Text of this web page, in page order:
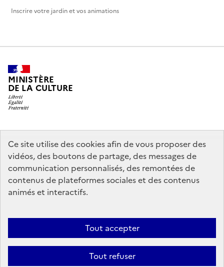
Ce site utilise des cookies afin de vous proposer des
vidéos, des boutons de partage, des messages de
communication personnalisés, des remontées de
contenus de plateformes sociales et des contenus
animés et interactifs.
Tout accepter
Tout refuser
Inscrire votre jardin et vos animations
MINISTÈRE
DE LA CULTURE
legifrance.gouv.fr
info.gouv.fr
service-public.gouv.fr
data.gouv.fr
Politique d’utilisation des témoins de connexion (cookies)